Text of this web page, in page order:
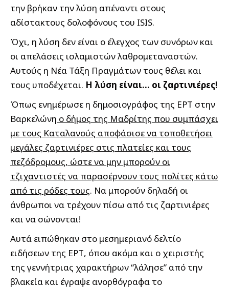
την βρήκαν την λύση απέναντι στους
αδίστακτους δολοφόνους του ISIS.
Όχι, η λύση δεν είναι ο έλεγχος των συνόρων και
οι απελάσεις ισλαμιστών λαθρομεταναστών.
Αυτούς η Νέα Τάξη Πραγμάτων τους θέλει και
τους υποδέχεται. Η λύση είναι… οι ζαρτινιέρες!
Όπως ενημέρωσε η δημοσιογράφος της ΕΡΤ στην
Βαρκελώνη ο δήμος της Μαδρίτης που συμπάσχει
με τους Καταλανούς αποφάσισε να τοποθετήσει
μεγάλες ζαρτινιέρες στις πλατείες και τους
πεζόδρομους, ώστε να μην μπορούν οι
τζιχαντιστές να παρασέρνουν τους πολίτες κάτω
από τις ρόδες τους. Να μπορούν δηλαδή οι
άνθρωποι να τρέχουν πίσω από τις ζαρτινιέρες
και να σώνονται!
Αυτά ειπώθηκαν στο μεσημεριανό δελτίο
ειδήσεων της ΕΡΤ, όπου ακόμα και ο χειριστής
της γεννήτριας χαρακτήρων “λάλησε” από την
βλακεία και έγραψε ανορθόγραφα το